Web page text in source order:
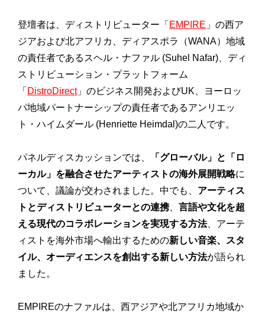
登壇者は、ディストリビューター「 EMPIRE 」の西ア
ジアおよび北アフリカ、ディアスポラ（WANA）地域
の責任者であるスヘル・ナファル (Suhel Nafar)、ディ
ストリビューション・プラットフォーム
「 DistroDirect」のビジネス開発およびUK、ヨーロッ
パ地域パートナーシップの責任者であるアンリエッ
ト・ハイムダール (Henriette Heimdal)の二人です。
パネルディスカッションでは、
「グローバル」と「ロ
ーカル」を融合させたアーティストの海外展開戦略に
ついて、議論が交わされました。中でも、 アーティス
トとディストリビューターとの連携、 言語や文化を超
える現代のコラボレーションを実現する方法、アーテ
ィストを海外市場へ輸出するための新しい音楽、スタ
イル、オーディエンスを創出する新しい方法が語られ
ました。
EMPIREのナファルは、西アジアや北アフリカ地域か